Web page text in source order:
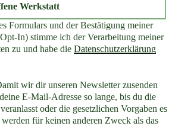
Werkstatt
Formulars und der Bestätigung meiner
In) stimme ich der Verarbeitung meiner
zu und habe die Datenschutzerklärung
wir dir unseren Newsletter zusenden
E-Mail-Adresse so lange, bis du die
oder die gesetzlichen Vorgaben es
für keinen anderen Zweck als das